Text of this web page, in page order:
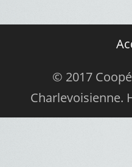
© 2017
Charlevoisienne.